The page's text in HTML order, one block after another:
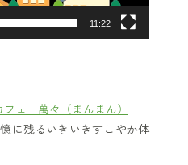
11:22
フェ 萬々（まんまん）
に残るいきいきすこやか体